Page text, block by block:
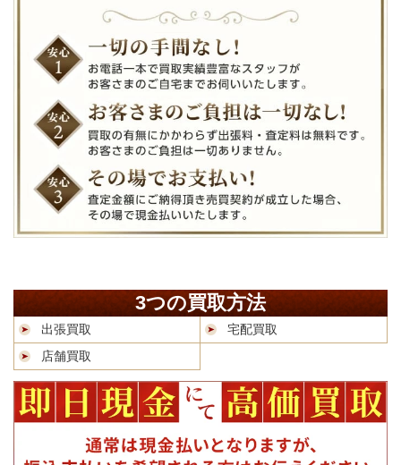
3つの買取方法
出張買取
宅配買取
店舗買取